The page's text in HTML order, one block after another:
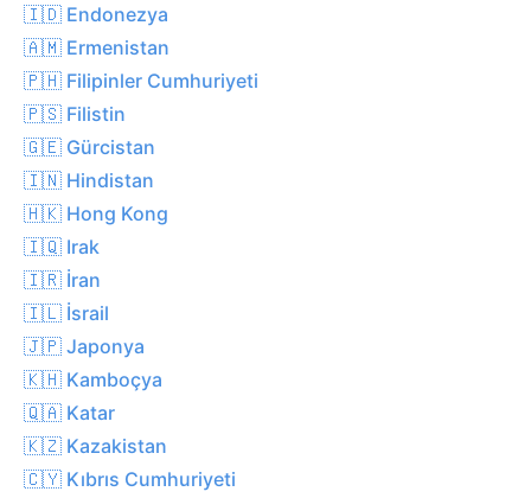
🇮🇩 Endonezya
🇦🇲 Ermenistan
🇵🇭 Filipinler Cumhuriyeti
🇵🇸 Filistin
🇬🇪 Gürcistan
🇮🇳 Hindistan
🇭🇰 Hong Kong
🇮🇶 Irak
🇮🇷 İran
🇮🇱 İsrail
🇯🇵 Japonya
🇰🇭 Kamboçya
🇶🇦 Katar
🇰🇿 Kazakistan
🇨🇾 Kıbrıs Cumhuriyeti